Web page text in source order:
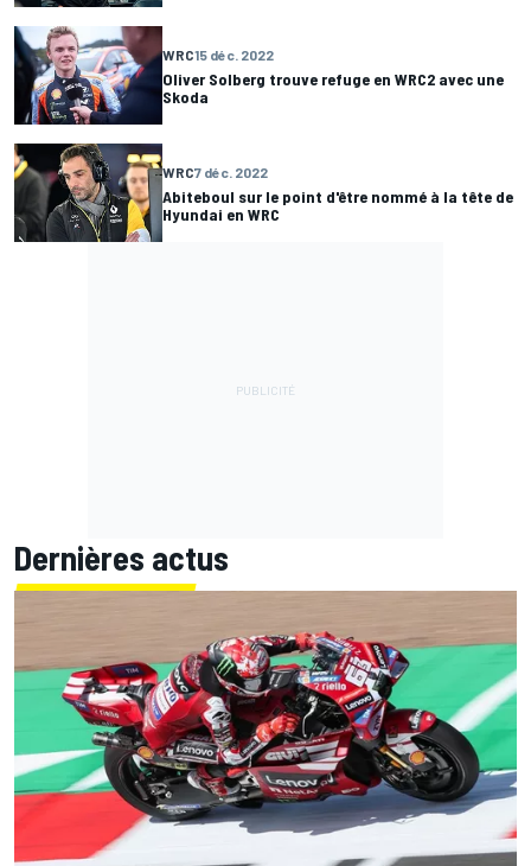
WRC15 déc. 2022
Oliver Solberg trouve refuge en WRC2 avec une
Skoda
WRC7 déc. 2022
Abiteboul sur le point d'être nommé à la tête de
Hyundai en WRC
Dernières actus